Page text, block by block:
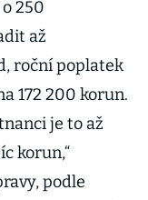
250
až
roční poplatek
172 200 korun.
je to až
korun,“
podle